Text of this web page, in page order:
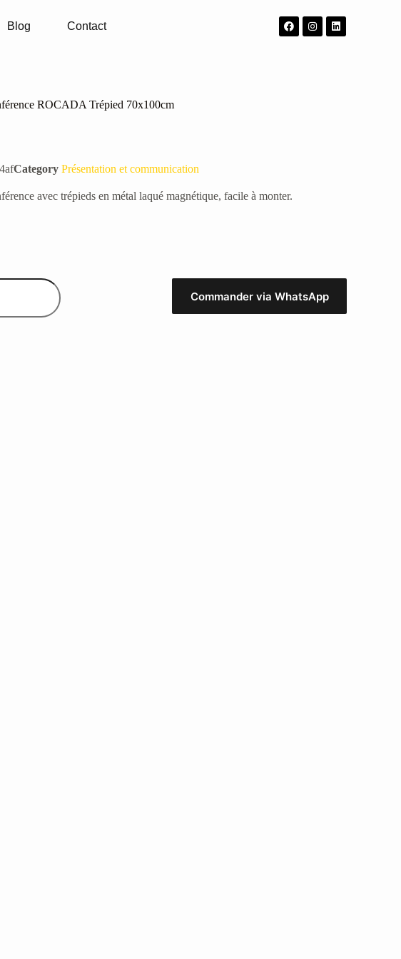
Blog Contact
ROCADA Trépied 70x100cm
Category Présentation et communication
avec trépieds en métal laqué magnétique, facile à monter.
Commander via WhatsApp